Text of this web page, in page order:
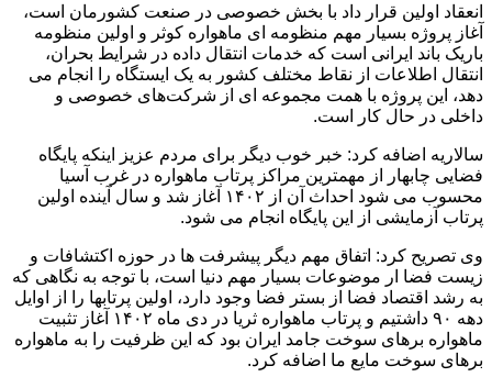
انعقاد اولین قرار داد با بخش خصوصی در صنعت کشورمان است،
آغاز پروژه بسیار مهم منظومه ای ماهواره کوثر و اولین منظومه
باریک باند ایرانی است که خدمات انتقال داده در شرایط بحران،
انتقال اطلاعات از نقاط مختلف کشور به یک ایستگاه را انجام می
دهد، این پروژه با همت مجموعه ای از شرکت‌های خصوصی و
داخلی در حال کار است.
سالاریه اضافه کرد: خبر خوب دیگر برای مردم عزیز اینکه پایگاه
فضایی چابهار از مهمترین مراکز پرتاب ماهواره در غرب آسیا
محسوب می شود احداث آن از ۱۴۰۲ آغاز شد و سال آینده اولین
پرتاب آزمایشی از این پایگاه انجام می شود.
وی تصریح کرد: اتفاق مهم دیگر پیشرفت ها در حوزه اکتشافات و
زیست فضا ار موضوعات بسیار مهم دنیا است، با توجه به نگاهی که
به رشد اقتصاد فضا از بستر فضا وجود دارد، اولین پرتابها را از اوایل
دهه ۹۰ داشتیم و پرتاب ماهواره ثریا در دی ماه ۱۴۰۲ آغاز تثبیت
ماهواره برهای سوخت جامد ایران بود که این ظرفیت را به ماهواره
برهای سوخت مایع ما اضافه کرد.